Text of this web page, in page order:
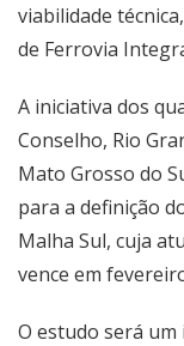
viabilidade
de Ferrovia
A iniciativa dos
Conselho, Rio
Mato Grosso do
para a definição
Malha Sul, cuja
vence em
O estudo será